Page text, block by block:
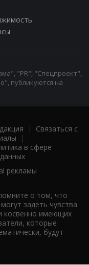
"PR", "Спецпроект",
публикуются на
| Связаться с
|
в сфере
рекламы
о том, что
задеть чувства
косвенно имеющих
которые
будут